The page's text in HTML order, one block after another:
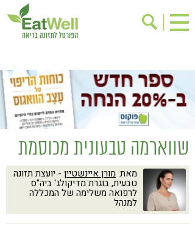
בישול בריא
אינדקס עסקים
ריפוי ומניעת מחלות
בריאות האישה
מתכוני בריאות
אירועים
שינוי תזונתי
גישות בתזונה
דיאטה
ניקוי רעלים
מזונות על
שווארמה טבעונית מכוסמת
מאת: מורן איינשטיין - יועצת תזונה
טבעית, בוגרת מדיקולג' ביה"ס
לרפואה משלימה של המכללה
למנהל